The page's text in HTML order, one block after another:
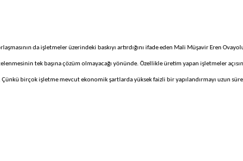
da işletmeler üzerindeki baskıyı artırdığını ifade eden Mali Müşavir Eren
tek başına çözüm olmayacağı yönünde. Özellikle üretim yapan işletmeler
birçok işletme mevcut ekonomik şartlarda yüksek faizli bir yapılandırmayı uzun süre